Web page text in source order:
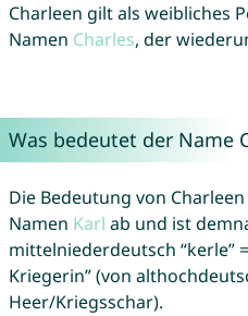
Charleen gilt als weibliches
Namen Charles, der
Was bedeutet der Name
Die Bedeutung von
Namen Karl ab und ist
mittelniederdeutsch “kerle”
Kriegerin” (von
Heer/Kriegsschar).